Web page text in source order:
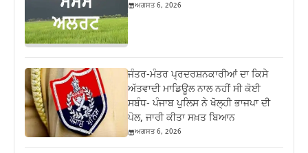
ਅਗਸਤ 6, 2026
ਜੰਤਰ-ਮੰਤਰ ਪ੍ਰਦਰਸ਼ਨਕਾਰੀਆਂ ਦਾ ਕਿਸੇ
ਅੱਤਵਾਦੀ ਮਾਡਿਊਲ ਨਾਲ ਨਹੀਂ ਸੀ ਕੋਈ
ਸਬੰਧ- ਪੰਜਾਬ ਪੁਲਿਸ ਨੇ ਖੋਲ੍ਹੀ ਭਾਜਪਾ ਦੀ
ਪੋਲ, ਜਾਰੀ ਕੀਤਾ ਸਖ਼ਤ ਬਿਆਨ
ਅਗਸਤ 6, 2026